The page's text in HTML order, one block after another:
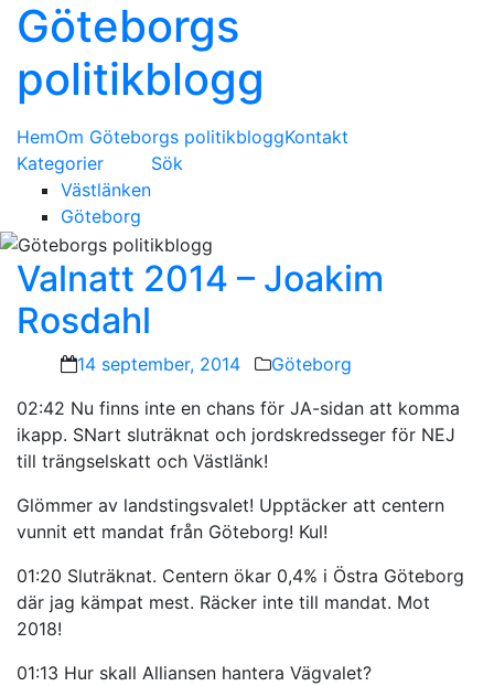
Göteborgs
politikblogg
HemOm Göteborgs politikbloggKontakt
Kategorier
Västlänken
Göteborg
Sök
Valnatt 2014 – Joakim
Rosdahl
14 september, 2014
Göteborg
02:42 Nu finns inte en chans för JA-sidan att komma
ikapp. SNart sluträknat och jordskredsseger för NEJ
till trängselskatt och Västlänk!
Glömmer av landstingsvalet! Upptäcker att centern
vunnit ett mandat från Göteborg! Kul!
01:20 Sluträknat. Centern ökar 0,4% i Östra Göteborg
där jag kämpat mest. Räcker inte till mandat. Mot
2018!
01:13 Hur skall Alliansen hantera Vägvalet?